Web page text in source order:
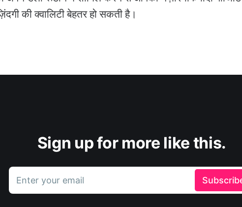
की क्वालिटी बेहतर हो सकती है।
Sign up for more like this.
Enter your email